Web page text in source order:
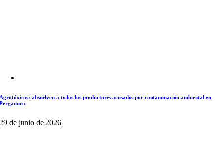
Agrotóxicos: absuelven a todos los productores acusados por contaminación ambiental en
Pergamino
29 de junio de 2026|